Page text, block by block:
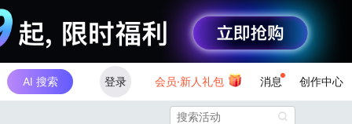
AI 搜索 登录 会员·新人礼包 消息 创作中心
